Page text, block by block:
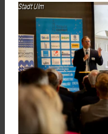
Stadt Ulm